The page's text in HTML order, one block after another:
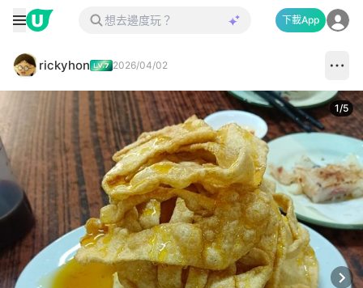
下載App
rickyhon 2026/04/02
1/5